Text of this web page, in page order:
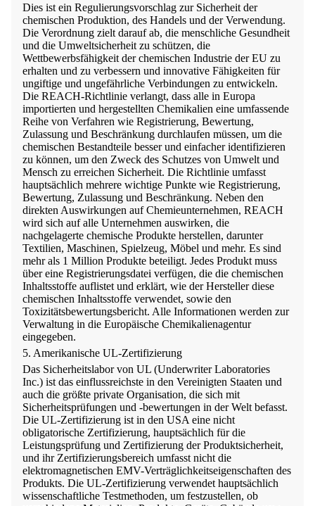
Dies ist ein Regulierungsvorschlag zur Sicherheit der
chemischen Produktion, des Handels und der Verwendung.
Die Verordnung zielt darauf ab, die menschliche Gesundheit
und die Umweltsicherheit zu schützen, die
Wettbewerbsfähigkeit der chemischen Industrie der EU zu
erhalten und zu verbessern und innovative Fähigkeiten für
ungiftige und ungefährliche Verbindungen zu entwickeln.
Die REACH-Richtlinie verlangt, dass alle in Europa
importierten und hergestellten Chemikalien eine umfassende
Reihe von Verfahren wie Registrierung, Bewertung,
Zulassung und Beschränkung durchlaufen müssen, um die
chemischen Bestandteile besser und einfacher identifizieren
zu können, um den Zweck des Schutzes von Umwelt und
Mensch zu erreichen Sicherheit. Die Richtlinie umfasst
hauptsächlich mehrere wichtige Punkte wie Registrierung,
Bewertung, Zulassung und Beschränkung. Neben den
direkten Auswirkungen auf Chemieunternehmen, REACH
wird sich auf alle Unternehmen auswirken, die
nachgelagerte chemische Produkte herstellen, darunter
Textilien, Maschinen, Spielzeug, Möbel und mehr. Es sind
mehr als 1 Million Produkte beteiligt. Jedes Produkt muss
über eine Registrierungsdatei verfügen, die die chemischen
Inhaltsstoffe auflistet und erklärt, wie der Hersteller diese
chemischen Inhaltsstoffe verwendet, sowie den
Toxizitätsbewertungsbericht. Alle Informationen werden zur
Verwaltung in die Europäische Chemikalienagentur
eingegeben.
5. Amerikanische UL-Zertifizierung
Das Sicherheitslabor von UL (Underwriter Laboratories
Inc.) ist das einflussreichste in den Vereinigten Staaten und
auch die größte private Organisation, die sich mit
Sicherheitsprüfungen und -bewertungen in der Welt befasst.
Die UL-Zertifizierung ist in den USA eine nicht
obligatorische Zertifizierung, hauptsächlich für die
Leistungsprüfung und Zertifizierung der Produktsicherheit,
und ihr Zertifizierungsbereich umfasst nicht die
elektromagnetischen EMV-Verträglichkeitseigenschaften des
Produkts. Die UL-Zertifizierung verwendet hauptsächlich
wissenschaftliche Testmethoden, um festzustellen, ob